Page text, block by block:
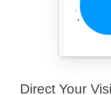
Direct Your